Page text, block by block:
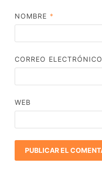
NOMBRE *
CORREO ELECTRÓNICO
WEB